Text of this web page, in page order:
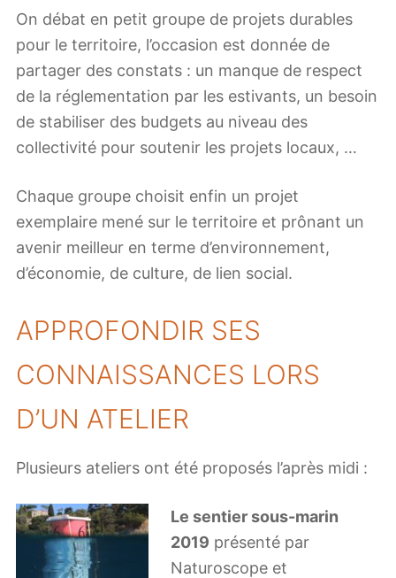
On débat en petit groupe de projets durables
pour le territoire, l’occasion est donnée de
partager des constats : un manque de respect
de la réglementation par les estivants, un besoin
de stabiliser des budgets au niveau des
collectivité pour soutenir les projets locaux, …
Chaque groupe choisit enfin un projet
exemplaire mené sur le territoire et prônant un
avenir meilleur en terme d’environnement,
d’économie, de culture, de lien social.
APPROFONDIR SES
CONNAISSANCES LORS
D’UN ATELIER
Plusieurs ateliers ont été proposés l’après midi :
Le sentier sous-marin
2019 présenté par
Naturoscope et